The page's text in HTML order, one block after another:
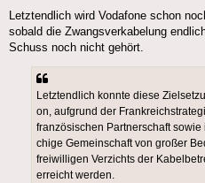
Letztendlich wird Vodafone schon
sobald die Zwangsverkabelung
Schuss noch nicht gehört.
Letzt­end­lich konn­te die­se
on, auf­grund der
französischen Part­ner­schaft
chi­ge Gemein­schaft von gro­ßer
frei­wil­li­gen Ver­zichts der
erreicht wer­den.